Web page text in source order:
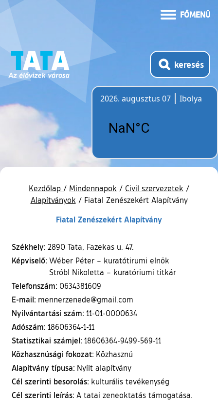
FŐMENÜ
keresés
2026. augusztus 07
Ibolya
Kezdőlap / Mindennapok / Civil szervezetek /
Alapítványok / Fiatal Zenészekért Alapítvány
Fiatal Zenészekért Alapítvány
Székhely: 2890 Tata, Fazekas u. 47.
Képviselő: Wéber Péter – kuratótirumi elnök
Stróbl Nikoletta – kuratóriumi titkár
Telefonszám: 0634381609
E-mail: mennerzenede@gmail.com
Nyilvántartási szám: 11-01-0000634
Adószám: 18606364-1-11
Statisztikai számjel: 18606364-9499-569-11
Közhasznúsági fokozat: Közhasznú
Alapítvány típusa: Nyílt alapítvány
Cél szerinti besorolás: kulturális tevékenység
Cél szerinti leírás: A tatai zeneoktatás támogatása.